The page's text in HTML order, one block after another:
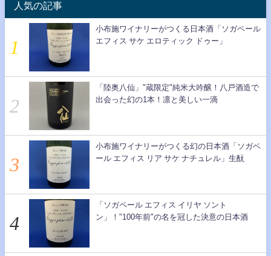
人気の記事
小布施ワイナリーがつくる日本酒「ソガペール
エフィス サケ エロティック ドゥー」
「陸奥八仙」"蔵限定"純米大吟醸！八戸酒造で
出会った幻の1本！凛と美しい一滴
小布施ワイナリーがつくる幻の日本酒「ソガベ
ール エフィス リア サケ ナチュレル」生酛
「ソガペール エフィス イリヤ ソント
ン」！"100年前"の名を冠した決意の日本酒